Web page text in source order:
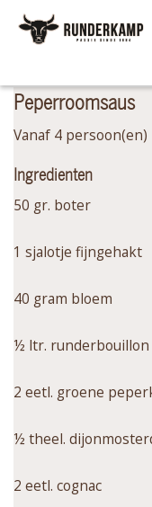
Peperroomsaus
Vanaf 4 persoon(en)
Ingredienten
50 gr. boter
1 sjalotje fijngehakt
40 gram bloem
½ ltr. runderbouillon
2 eetl. groene
½ theel.
2 eetl. cognac